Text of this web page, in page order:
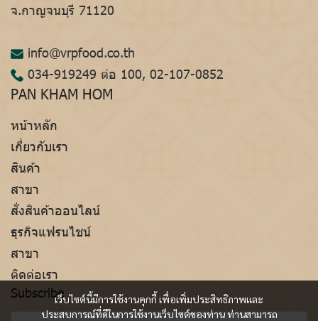
เว็บไซต์นี้มีการใช้งานคุกกี้ เพื่อเพิ่มประสิทธิภาพและ
ประสบการณ์ที่ดีในการใช้งานเว็บไซต์ของท่าน ท่านสามารถ
จ.กาญจนบุรี 71120
info@vrpfood.co.th
034-919249 ต่อ 100, 02-107-0852
PAN KHAM HOM
หน้าหลัก
เกี่ยวกับเรา
สินค้า
สาขา
สั่งสินค้าออนไลน์
ธุรกิจแฟรนไชน์
สาขา
ติดต่อเรา
Subscribe